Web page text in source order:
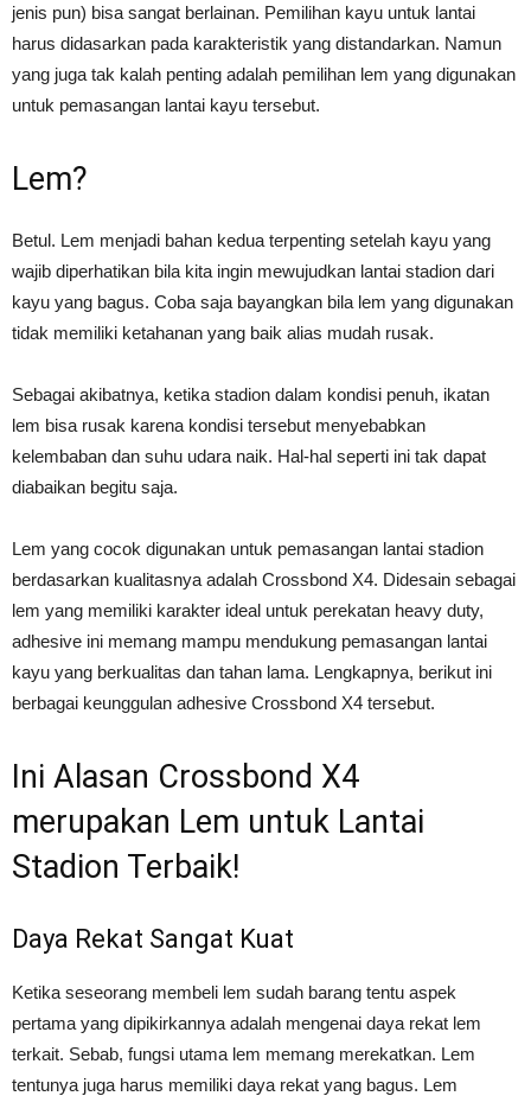
jenis pun) bisa sangat berlainan. Pemilihan kayu untuk lantai
harus didasarkan pada karakteristik yang distandarkan. Namun
yang juga tak kalah penting adalah pemilihan lem yang digunakan
untuk pemasangan lantai kayu tersebut.
Lem?
Betul. Lem menjadi bahan kedua terpenting setelah kayu yang
wajib diperhatikan bila kita ingin mewujudkan lantai stadion dari
kayu yang bagus. Coba saja bayangkan bila lem yang digunakan
tidak memiliki ketahanan yang baik alias mudah rusak.
Sebagai akibatnya, ketika stadion dalam kondisi penuh, ikatan
lem bisa rusak karena kondisi tersebut menyebabkan
kelembaban dan suhu udara naik. Hal-hal seperti ini tak dapat
diabaikan begitu saja.
Lem yang cocok digunakan untuk pemasangan lantai stadion
berdasarkan kualitasnya adalah Crossbond X4. Didesain sebagai
lem yang memiliki karakter ideal untuk perekatan heavy duty,
adhesive ini memang mampu mendukung pemasangan lantai
kayu yang berkualitas dan tahan lama. Lengkapnya, berikut ini
berbagai keunggulan adhesive Crossbond X4 tersebut.
Ini Alasan Crossbond X4
merupakan Lem untuk Lantai
Stadion Terbaik!
Daya Rekat Sangat Kuat
Ketika seseorang membeli lem sudah barang tentu aspek
pertama yang dipikirkannya adalah mengenai daya rekat lem
terkait. Sebab, fungsi utama lem memang merekatkan. Lem
tentunya juga harus memiliki daya rekat yang bagus. Lem